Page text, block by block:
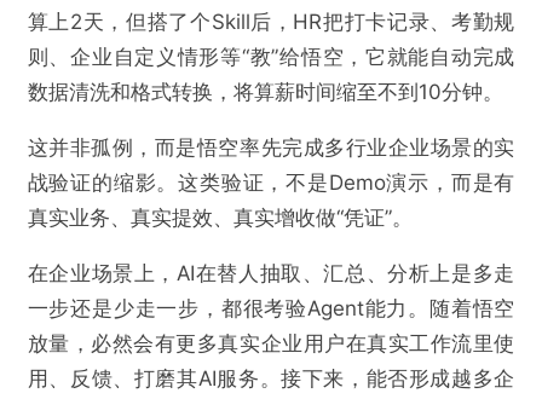
算上2天，但搭了个Skill后，HR把打卡记录、考勤规
则、企业自定义情形等“教”给悟空，它就能自动完成
数据清洗和格式转换，将算薪时间缩至不到10分钟。
这并非孤例，而是悟空率先完成多行业企业场景的实
战验证的缩影。这类验证，不是Demo演示，而是有
真实业务、真实提效、真实增收做“凭证”。
在企业场景上，AI在替人抽取、汇总、分析上是多走
一步还是少走一步，都很考验Agent能力。随着悟空
放量，必然会有更多真实企业用户在真实工作流里使
用、反馈、打磨其AI服务。接下来，能否形成越多企